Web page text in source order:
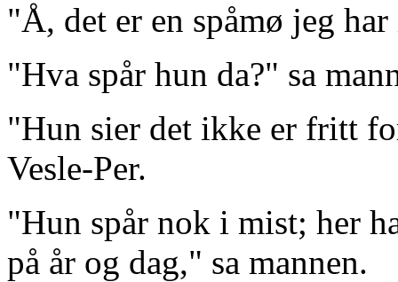
"Å, det er en spåmø jeg
"Hva spår hun da?" sa
"Hun sier det ikke er fritt
Vesle-Per.
"Hun spår nok i mist; her
på år og dag," sa mannen.